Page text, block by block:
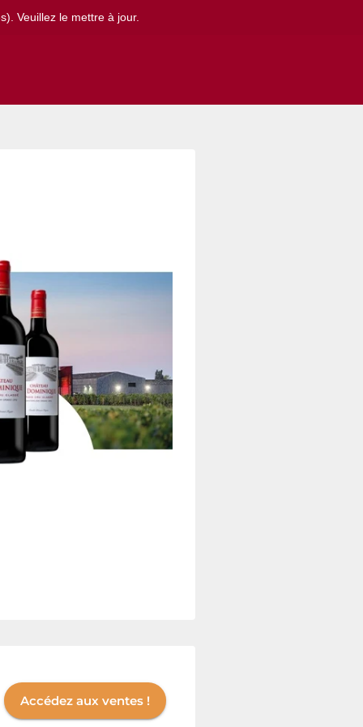
Veuillez le mettre à jour.
Accédez aux ventes !